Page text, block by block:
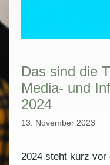
Das sind die
Media- und
2024
13. November 2023
2024 steht kurz vor